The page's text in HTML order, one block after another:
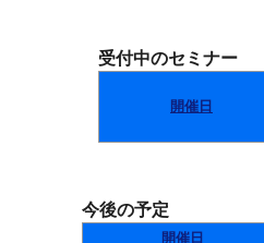
受付中のセミナー
開催日
今後の予定
開催日